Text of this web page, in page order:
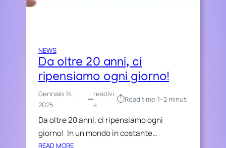
NEWS
Da oltre 20 anni, ci
ripensiamo ogni giorno!
Gennaio 14,
2025
resolvi
s
⏱︎Read time:1–2 minuti
Da oltre 20 anni, ci ripensiamo ogni
giorno! In un mondo in costante…
READ MORE: